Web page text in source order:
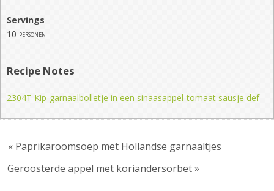
Servings
10 personen
Recipe Notes
2304T Kip-garnaalbolletje in een sinaasappel-tomaat sausje def
« Paprikaroomsoep met Hollandse garnaaltjes
Geroosterde appel met koriandersorbet »